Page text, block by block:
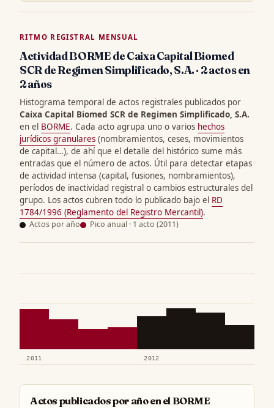
RITMO REGISTRAL MENSUAL
Actividad BORME de Caixa Capital Biomed
SCR de Regimen Simplificado, S.A. · 2 actos en
2 años
Histograma temporal de actos registrales publicados por
Caixa Capital Biomed SCR de Regimen Simplificado, S.A.
en el BORME. Cada acto agrupa uno o varios hechos
jurídicos granulares (nombramientos, ceses, movimientos
de capital…), de ahí que el detalle del histórico sume más
entradas que el número de actos. Útil para detectar etapas
de actividad intensa (capital, fusiones, nombramientos),
períodos de inactividad registral o cambios estructurales del
grupo. Los actos cubren todo lo publicado bajo el RD
1784/1996 (Reglamento del Registro Mercantil).
Actos por año Pico anual · 1 acto (2011)
2011 2012
Actos publicados por año en el BORME